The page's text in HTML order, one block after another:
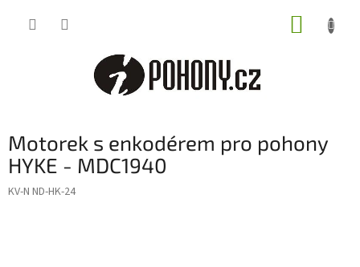
Motorek s enkodérem pro pohony
HYKE - MDC1940
KV-N ND-HK-24